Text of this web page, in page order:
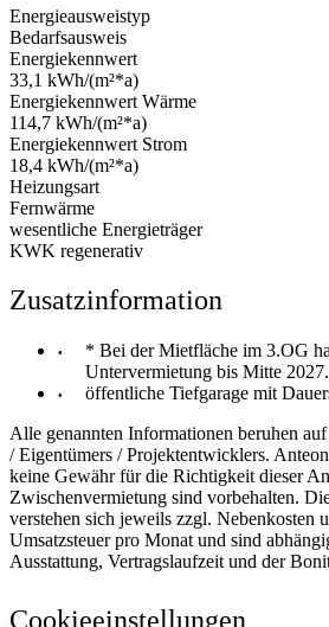
Energieausweistyp
Bedarfsausweis
Energiekennwert
33,1 kWh/(m²*a)
Energiekennwert Wärme
114,7 kWh/(m²*a)
Energiekennwert Strom
18,4 kWh/(m²*a)
Heizungsart
Fernwärme
wesentliche Energieträger
KWK regenerativ
Zusatzinformation
* Bei der Mietfläche im 3.OG
Untervermietung bis Mitte 2027.
öffentliche Tiefgarage mit
Alle genannten Informationen beruhen
/ Eigentümers / Projektentwicklers.
keine Gewähr für die Richtigkeit dieser
Zwischenvermietung sind vorbehalten.
verstehen sich jeweils zzgl. Nebenkosten
Umsatzsteuer pro Monat und sind
Ausstattung, Vertragslaufzeit und der
Cookieeinstellungen